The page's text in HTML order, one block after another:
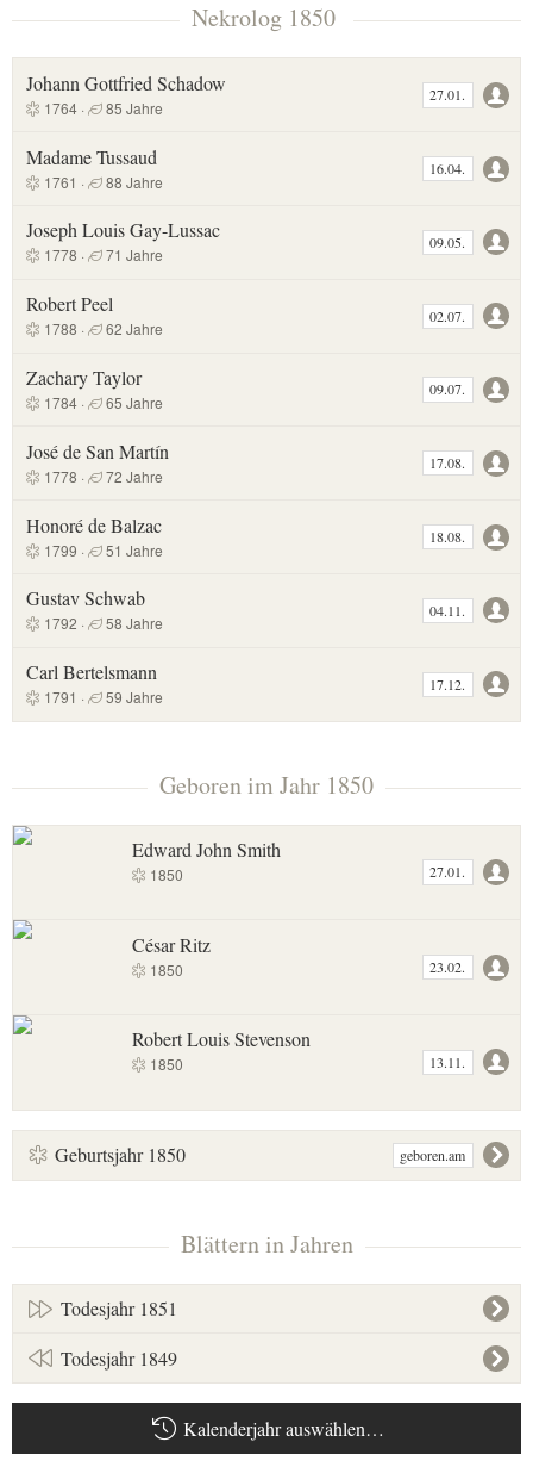
Nekrolog 1850
Johann Gottfried Schadow
1764 · 85 Jahre
27.01.
Madame Tussaud
1761 · 88 Jahre
16.04.
Joseph Louis Gay-Lussac
1778 · 71 Jahre
09.05.
Robert Peel
1788 · 62 Jahre
02.07.
Zachary Taylor
1784 · 65 Jahre
09.07.
José de San Martín
1778 · 72 Jahre
17.08.
Honoré de Balzac
1799 · 51 Jahre
18.08.
Gustav Schwab
1792 · 58 Jahre
04.11.
Carl Bertelsmann
1791 · 59 Jahre
17.12.
Geboren im Jahr 1850
Edward John Smith
1850 27.01.
César Ritz
1850 23.02.
Robert Louis Stevenson
1850 13.11.
Geburtsjahr 1850 geboren.am
Blättern in Jahren
Todesjahr 1851
Todesjahr 1849
Kalenderjahr auswählen…